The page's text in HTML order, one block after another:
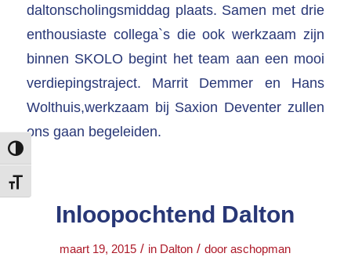
Keuze voor hoog contrast
Kies grootte van het lettertype
daltonscholingsmiddag plaats. Samen met drie
enthousiaste collega`s die ook werkzaam zijn
binnen SKOLO begint het team aan een mooi
verdiepingstraject. Marrit Demmer en Hans
Wolthuis,werkzaam bij Saxion Deventer zullen
ons gaan begeleiden.
Inloopochtend Dalton
maart 19, 2015 / in Dalton / dooraschopman